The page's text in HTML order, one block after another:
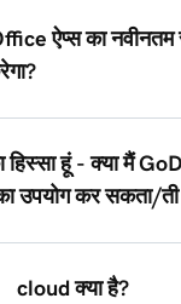
ऐप्स का
हूं - क्या मैं
उपयोग कर सकता/ती
cloud क्या है?